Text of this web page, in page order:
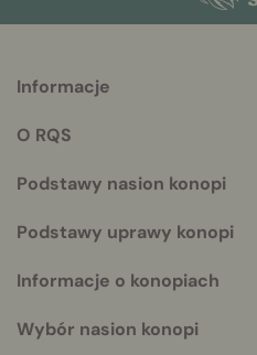
More
info
Informacje
O RQS
Podstawy nasion konopi
Podstawy uprawy konopi
Informacje o konopiach
Wybór nasion konopi